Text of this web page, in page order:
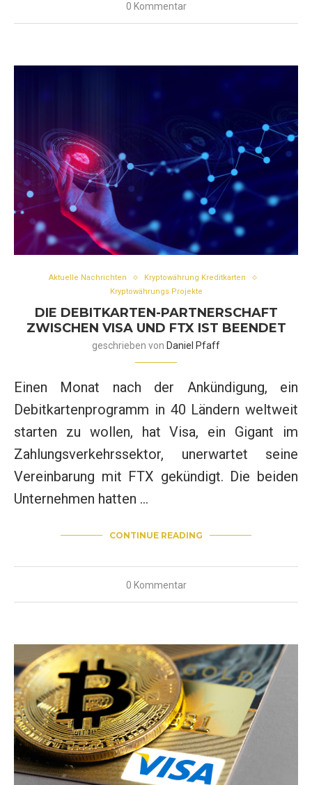
0 Kommentar
Aktuelle Nachrichten
Kryptowährung Kreditkarten
Kryptowährungs Projekte
DIE DEBITKARTEN-PARTNERSCHAFT
ZWISCHEN VISA UND FTX IST BEENDET
geschrieben von Daniel Pfaff
Einen Monat nach der Ankündigung, ein
Debitkartenprogramm in 40 Ländern weltweit
starten zu wollen, hat Visa, ein Gigant im
Zahlungsverkehrssektor, unerwartet seine
Vereinbarung mit FTX gekündigt. Die beiden
Unternehmen hatten …
CONTINUE READING
0 Kommentar